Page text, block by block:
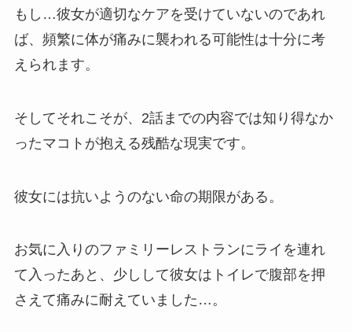
もし…彼女が適切なケアを受けていないのであれ
ば、頻繁に体が痛みに襲われる可能性は十分に考
えられます。
そしてそれこそが、2話までの内容では知り得なか
ったマコトが抱える残酷な現実です。
彼女には抗いようのない命の期限がある。
お気に入りのファミリーレストランにライを連れ
て入ったあと、少しして彼女はトイレで腹部を押
さえて痛みに耐えていました…。